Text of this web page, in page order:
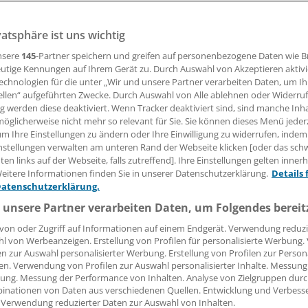
10:23 Uhr
neue Innovationsfonds-Projekt FARKORist an den Start
KVB-Vorstandsvorsitzende Dr. Pedro Schmelz
Über das Projekt zur verbesserten Darmkrebs-
Euro für ärztliche Leistungen an die bayerischen Ärzte
belaufe sich auf 11 Millionen Euro. In der ersten
die IT-Infrastruktur eingerichtet, Ärzte fortgebildet
vorbereitet. Ab Herbst 2018 solle dann die
ist uns wichtig
145-Partner speichern und greifen auf personenbezogene Daten wie
Kennungen auf Ihrem Gerät zu. Durch Auswahl von Akzeptieren
für die unter „Wir und unsere Partner verarbeiten Daten, um
aufgeführten Zwecke. Durch Auswahl von Alle ablehnen oder
werden diese deaktiviert. Wenn Tracker deaktiviert sind, sind manche
nicht mehr so relevant für Sie. Sie können dieses Menü
Ihre Einstellungen zu ändern oder Ihre Einwilligung zu widerrufen, indem
verwalten am unteren Rand der Webseite klicken [oder das
links auf der Webseite, falls zutreffend]. Ihre Einstellungen gelten
Informationen finden Sie in unserer Datenschutzerklärung. Details
Partner verarbeiten Daten, um Folgendes
oder Zugriff auf Informationen auf einem Endgerät. Verwendung
von Werbeanzeigen. Erstellung von Profilen für personalisierte
zur Auswahl personalisierter Werbung. Erstellung von Profilen zur
Verwendung von Profilen zur Auswahl personalisierter Inhalte.
Messung der Performance von Inhalten. Analyse von Zielgruppen
von Daten aus verschiedenen Quellen. Entwicklung und
reduzierter Daten zur Auswahl von Inhalten.